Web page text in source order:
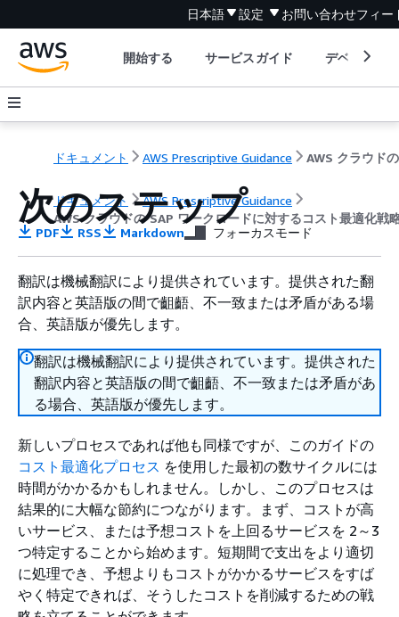
日本語 設定 お問い合わせフィー
開始する サービスガイド デベロッパ
ドキュメント AWS Prescriptive Guidance
ドキュメント
AWS Prescriptive Guidance
AWS クラウドの SAP ワークロードに対するコスト最適化戦
次のステップ
PDF RSS Markdown フォーカスモード
翻訳は機械翻訳により提供されています。提供された翻
訳内容と英語版の間で齟齬、不一致または矛盾がある場
合、英語版が優先します。
翻訳は機械翻訳により提供されています。提供された
翻訳内容と英語版の間で齟齬、不一致または矛盾があ
る場合、英語版が優先します。
新しいプロセスであれば他も同様ですが、このガイドの
コスト最適化プロセス を使用した最初の数サイクルには
時間がかかるかもしれません。しかし、このプロセスは
結果的に大幅な節約につながります。まず、コストが高
いサービス、または予想コストを上回るサービスを 2～3
つ特定することから始めます。短期間で支出をより適切
に処理でき、予想よりもコストがかかるサービスをすば
やく特定できれば、そうしたコストを削減するための戦